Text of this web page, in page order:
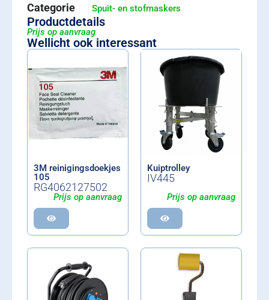
Categorie
Spuit- en stofmaskers
Productdetails
Prijs op aanvraag
Wellicht ook interessant
3M reinigingsdoekjes
105
RG4062127502
Prijs op aanvraag
Kuiptrolley
IV445
Prijs op aanvraag